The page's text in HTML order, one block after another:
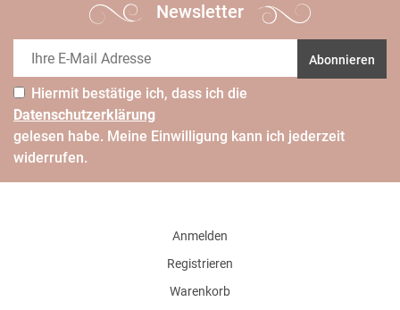
Newsletter
Abonnieren
Hiermit bestätige ich, dass ich die
Daten­schutz­erklärung
gelesen habe. Meine Einwilligung kann ich jederzeit
widerrufen.
Anmelden
Registrieren
Warenkorb